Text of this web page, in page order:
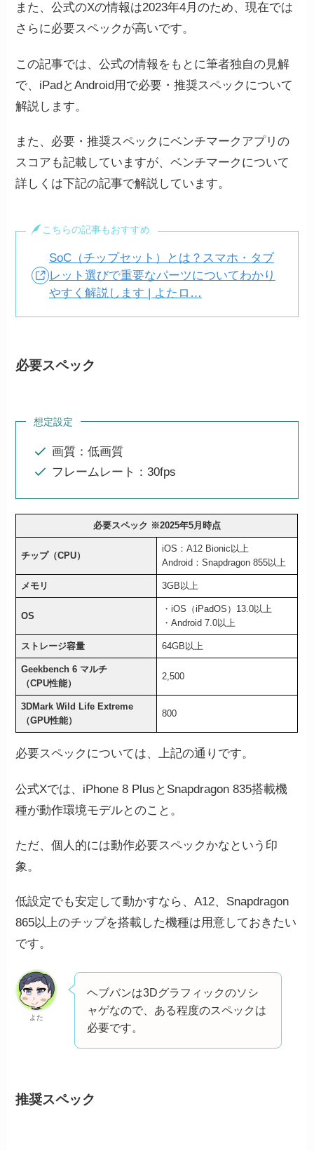
また、公式のXの情報は2023年4月のため、現在では
さらに必要スペックが高いです。
この記事では、公式の情報をもとに筆者独自の見解
で、iPadとAndroid用で必要・推奨スペックについて
解説します。
また、必要・推奨スペックにベンチマークアプリの
スコアも記載していますが、ベンチマークについて
詳しくは下記の記事で解説しています。
こちらの記事もおすすめ
SoC（チップセット）とは？スマホ・タブ
レット選びで重要なパーツについてわかり
やすく解説します | よたロ…
必要スペック
想定設定
画質：低画質
フレームレート：30fps
必要スペック ※2025年5月時点
チップ（CPU）
iOS：A12 Bionic以上
Android：Snapdragon 855以上
メモリ 3GB以上
OS
・iOS（iPadOS）13.0以上
・Android 7.0以上
ストレージ容量 64GB以上
Geekbench 6 マルチ
（CPU性能）
2,500
3DMark Wild Life Extreme
（GPU性能）
800
必要スペックについては、上記の通りです。
公式Xでは、iPhone 8 PlusとSnapdragon 835搭載機
種が動作環境モデルとのこと。
ただ、個人的には動作必要スペックかなという印
象。
低設定でも安定して動かすなら、A12、Snapdragon
865以上のチップを搭載した機種は用意しておきたい
です。
よた
ヘブバンは3Dグラフィックのソシ
ャゲなので、ある程度のスペックは
必要です。
推奨スペック